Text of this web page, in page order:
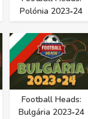
Polónia 2023‑24
Football Heads:
Bulgária 2023‑24